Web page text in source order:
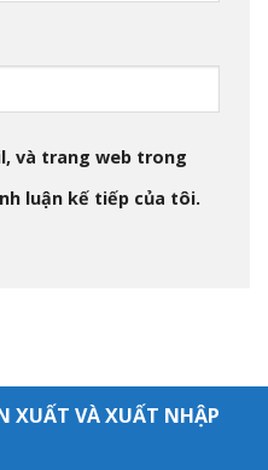
và trang web trong
luận kế tiếp của tôi.
XUẤT VÀ XUẤT NHẬP